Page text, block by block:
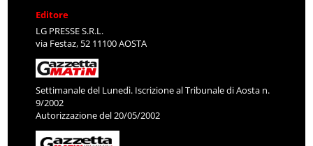
Editore
LG PRESSE S.R.L.
via Festaz, 52 11100 AOSTA
Settimanale del Lunedì. Iscrizione al Tribunale di Aosta n.
9/2002
Autorizzazione del 20/05/2002